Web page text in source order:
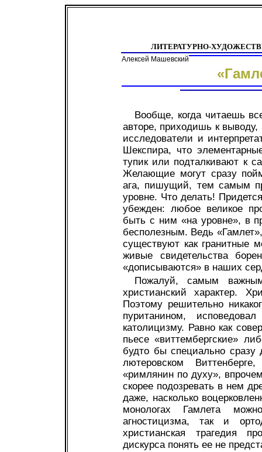
ЛИТЕРАТУРНО-
Алексей Машевский
Вообще, когда читаешь
авторе, приходишь к
исследователи и
Шекспира, что
тупик или подталкивают к
Желающие могут сразу
ага, пишущий, тем самым
уровне. Что делать!
убежден: любое великое
быть с ним «на уровне», в
бесполезным. Ведь
существуют как гранитные
живые свидетельства
«дописываются» в наших
Пожалуй, самым
христианский характер.
Поэтому решительно
пуританином,
католицизму. Равно как
пьесе «виттембергские»
будто бы специально сразу
лютеровском
«римлянин по духу»,
скорее подозревать в нем
даже, насколько
монологах Гамлета
агностицизма, так и
христианская трагедия
дискурса понять ее не